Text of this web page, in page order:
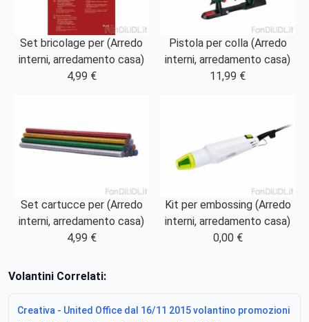
Set bricolage per (Arredo
interni, arredamento casa)
4,99 €
Pistola per colla (Arredo
interni, arredamento casa)
11,99 €
Set cartucce per (Arredo
interni, arredamento casa)
4,99 €
Kit per embossing (Arredo
interni, arredamento casa)
0,00 €
Volantini Correlati:
Creativa - United Office dal 16/11 2015 volantino promozioni